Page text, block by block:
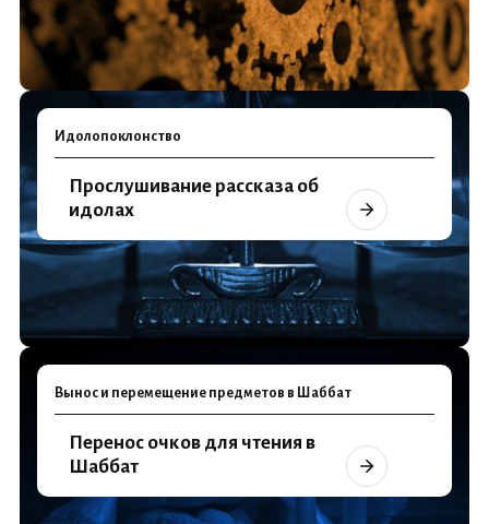
Идолопоклонство
Прослушивание рассказа об
идолах
Вынос и перемещение предметов в Шаббат
Перенос очков для чтения в
Шаббат